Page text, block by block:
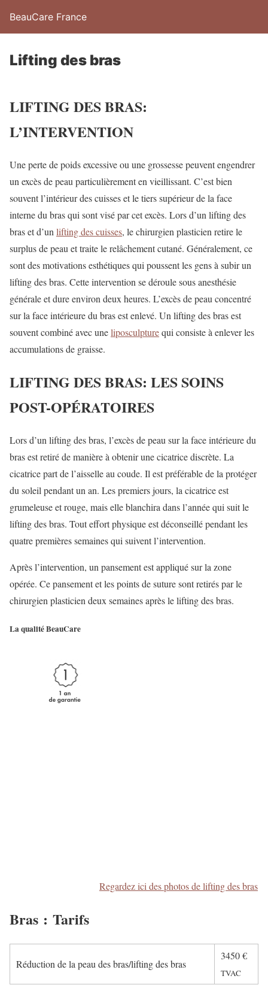
BeauCare France
Lifting des bras
LIFTING DES BRAS:
L’INTERVENTION
Une perte de poids excessive ou une grossesse peuvent engendrer
un excès de peau particulièrement en vieillissant. C’est bien
souvent l’intérieur des cuisses et le tiers supérieur de la face
interne du bras qui sont visé par cet excès. Lors d’un lifting des
bras et d’un lifting des cuisses, le chirurgien plasticien retire le
surplus de peau et traite le relâchement cutané. Généralement, ce
sont des motivations esthétiques qui poussent les gens à subir un
lifting des bras. Cette intervention se déroule sous anesthésie
générale et dure environ deux heures. L’excès de peau concentré
sur la face intérieure du bras est enlevé. Un lifting des bras est
souvent combiné avec uneliposculpturequi consiste à enlever les
accumulations de graisse.
LIFTING DES BRAS: LES SOINS
POST-OPÉRATOIRES
Lors d’un lifting des bras, l’excès de peau sur la face intérieure du
bras est retiré de manière à obtenir une cicatrice discrète. La
cicatrice part de l’aisselle au coude. Il est préférable de la protéger
du soleil pendant un an. Les premiers jours, la cicatrice est
grumeleuse et rouge, mais elle blanchira dans l’année qui suit le
lifting des bras. Tout effort physique est déconseillé pendant les
quatre premières semaines qui suivent l’intervention.
Après l’intervention, un pansement est appliqué sur la zone
opérée. Ce pansement et les points de suture sont retirés par le
chirurgien plasticien deux semaines après le lifting des bras.
La qualité BeauCare
Regardez ici des photos de lifting des bras
Bras : Tarifs
Réduction de la peau des bras/lifting des bras
3450€
TVAC